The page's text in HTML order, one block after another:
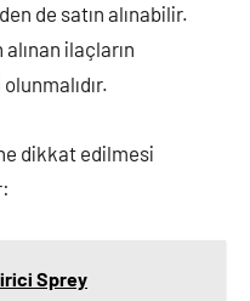
de satın alınabilir.
ilaçların
dikkat edilmesi
Sprey